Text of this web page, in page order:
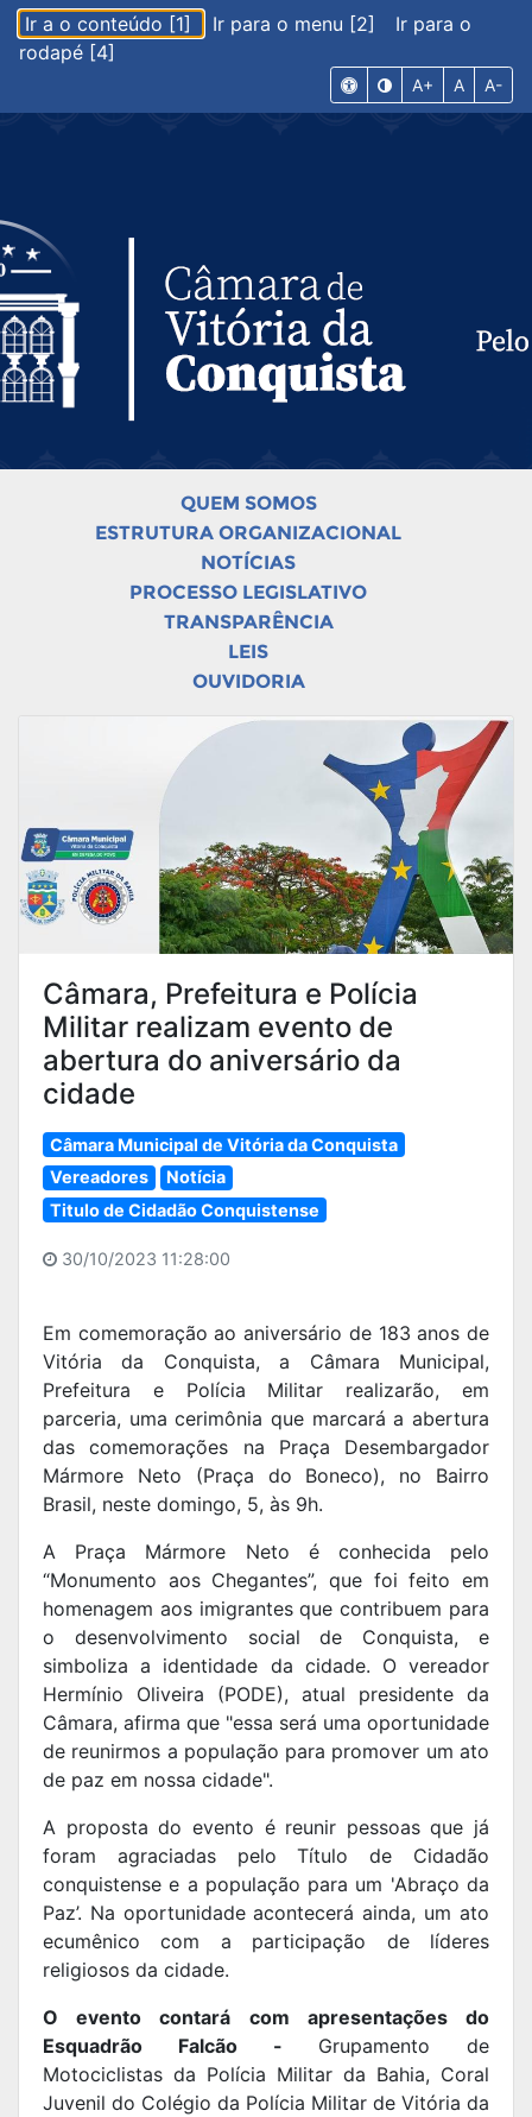
Ir a o conteúdo [1] Ir para o menu [2]
Ir para o
rodapé [4]
A+ A A-
QUEM SOMOS
ESTRUTURA ORGANIZACIONAL
NOTÍCIAS
PROCESSO LEGISLATIVO
TRANSPARÊNCIA
LEIS
OUVIDORIA
Câmara, Prefeitura e Polícia
Militar realizam evento de
abertura do aniversário da
cidade
Câmara Municipal de Vitória da Conquista
Vereadores
Notícia
Titulo de Cidadão Conquistense
30/10/2023 11:28:00
Em comemoração ao aniversário de 183 anos de
Vitória da Conquista, a Câmara Municipal,
Prefeitura e Polícia Militar realizarão, em
parceria, uma cerimônia que marcará a abertura
das comemorações na Praça Desembargador
Mármore Neto (Praça do Boneco), no Bairro
Brasil, neste domingo, 5, às 9h.
A Praça Mármore Neto é conhecida pelo
“Monumento aos Chegantes”, que foi feito em
homenagem aos imigrantes que contribuem para
o desenvolvimento social de Conquista, e
simboliza a identidade da cidade. O vereador
Hermínio Oliveira (PODE), atual presidente da
Câmara, afirma que "essa será uma oportunidade
de reunirmos a população para promover um ato
de paz em nossa cidade".
A proposta do evento é reunir pessoas que já
foram agraciadas pelo Título de Cidadão
conquistense e a população para um 'Abraço da
Paz’. Na oportunidade acontecerá ainda, um ato
ecumênico com a participação de líderes
religiosos da cidade.
O evento contará com apresentações do
Esquadrão Falcão - Grupamento de
Motociclistas da Polícia Militar da Bahia, Coral
Juvenil do Colégio da Polícia Militar de Vitória da